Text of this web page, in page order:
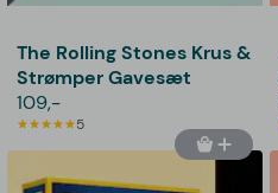
The Rolling Stones Krus &
Strømper Gavesæt
109,-
5